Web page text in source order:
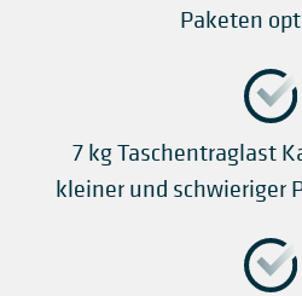
Paketen
7 kg Taschentraglast
kleiner und schwieriger